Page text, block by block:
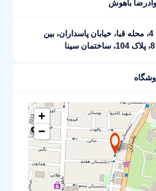
باهوش
تهران، منطقه 4، محله قبا، خیابان پاسداران، بین
+
−